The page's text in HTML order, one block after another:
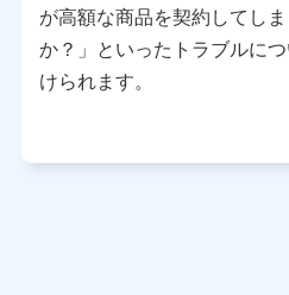
ご契約・ご利用などに関する情
会社NTTドコモが提供する各種
用履歴インターネット利用時の
ーション利用時の行動に関する
当社又は株式会社NTTドコモが
が高額な商品を契約してし
か？」といったトラブルに
けられます。